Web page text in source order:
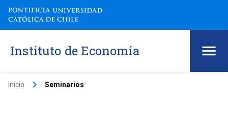
Instituto de Economía
Inicio keyboard_arrow_right Seminarios